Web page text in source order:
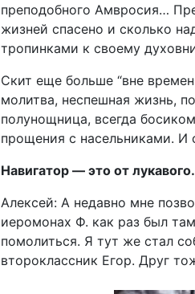
преподобного Амвросия…
жизней спасено и сколько
тропинками к своему
Скит еще больше “вне
молитва, неспешная жизнь,
полунощница, всегда
прощения с насельниками.
Навигатор — это от
Алексей: А недавно мне
иеромонах Ф. как раз был
помолиться. Я тут же стал
второклассник Егор. Друг